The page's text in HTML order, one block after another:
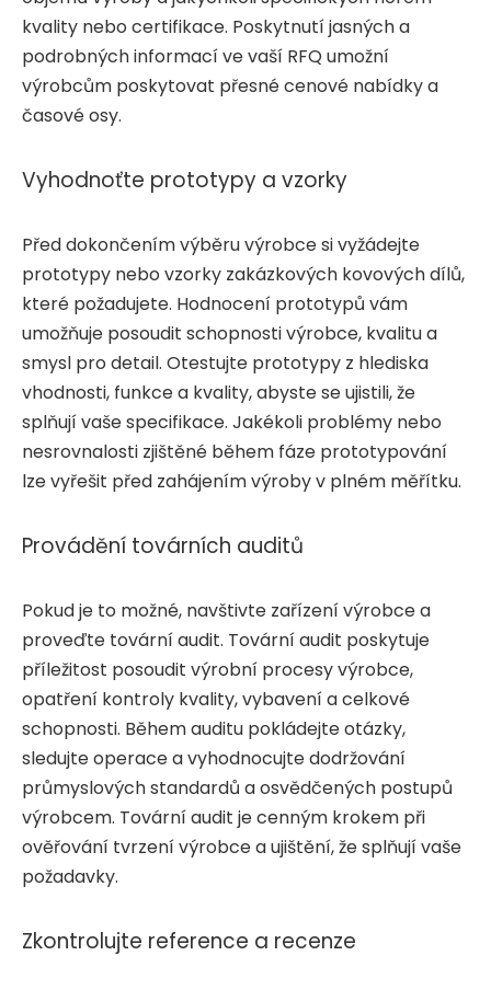
kvality nebo certifikace. Poskytnutí jasných a
podrobných informací ve vaší RFQ umožní
výrobcům poskytovat přesné cenové nabídky a
časové osy.
Vyhodnoťte prototypy a vzorky
Před dokončením výběru výrobce si vyžádejte
prototypy nebo vzorky zakázkových kovových dílů,
které požadujete. Hodnocení prototypů vám
umožňuje posoudit schopnosti výrobce, kvalitu a
smysl pro detail. Otestujte prototypy z hlediska
vhodnosti, funkce a kvality, abyste se ujistili, že
splňují vaše specifikace. Jakékoli problémy nebo
nesrovnalosti zjištěné během fáze prototypování
lze vyřešit před zahájením výroby v plném měřítku.
Provádění továrních auditů
Pokud je to možné, navštivte zařízení výrobce a
proveďte tovární audit. Tovární audit poskytuje
příležitost posoudit výrobní procesy výrobce,
opatření kontroly kvality, vybavení a celkové
schopnosti. Během auditu pokládejte otázky,
sledujte operace a vyhodnocujte dodržování
průmyslových standardů a osvědčených postupů
výrobcem. Tovární audit je cenným krokem při
ověřování tvrzení výrobce a ujištění, že splňují vaše
požadavky.
Zkontrolujte reference a recenze